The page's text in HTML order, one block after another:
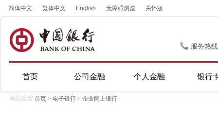
简体中文 繁体中文 English 无障碍浏览 关怀版
服务热
首页 公司金融 个人金融 银行
当前位置:首页 > 电子银行 > 企业网上银行